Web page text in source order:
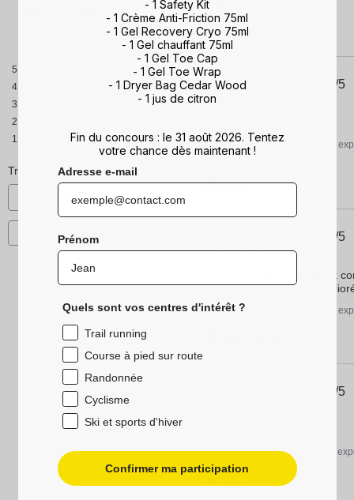
avis soumis à un
Voir tous les avis sur ce site
5
34
4
6
3
0
2
1
1
Trier les avis
Cyrille T.
Utile(0)
/5
Avis vérifié
Avis du16/02/2026 , suite à une
Sophie B.
Utile(0) Signaler
/5
Avis vérifié
Excellent produit. Confort et
chaussures largement
Avis du10/01/2025 , suite à une
/5
Avis du23/11/2024 , suite à une
- 1 Safety Kit
- 1 Crème Anti-Friction 75ml
- 1 Gel Recovery Cryo 75ml
- 1 Gel chauffant 75ml
- 1 Gel Toe Cap
- 1 Gel Toe Wrap
- 1 Dryer Bag Cedar Wood
- 1 jus de citron
Fin du concours : le 31 août 2026. Tentez
votre chance dès maintenant !
Adresse e-mail
Prénom
Quels sont vos centres d'intérêt ?
Trail running
Course à pied sur route
Randonnée
Cyclisme
Ski et sports d'hiver
Confirmer ma participation